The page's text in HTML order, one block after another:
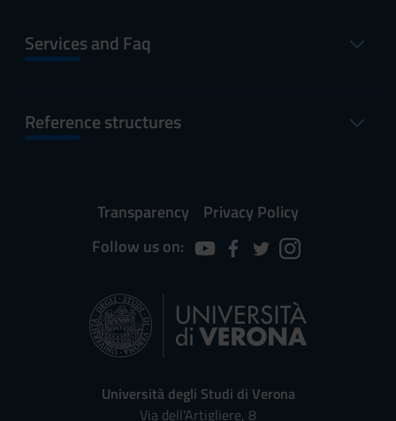
Services and Faq
Reference structures
Transparency
Privacy Policy
Follow us on:
Università degli Studi di Verona
Via dell'Artigliere, 8